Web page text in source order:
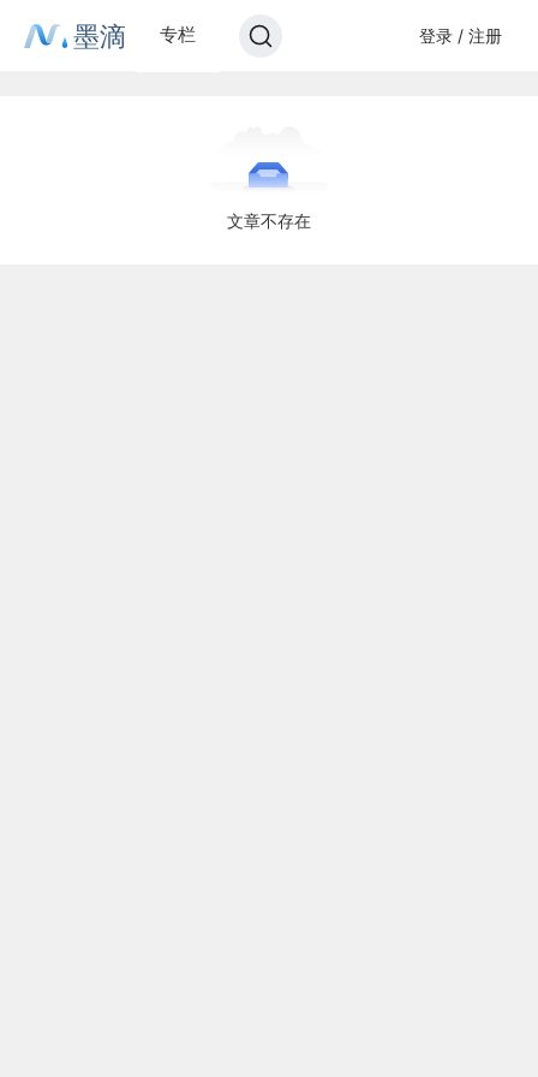
墨滴 专栏 登录 / 注册
文章不存在